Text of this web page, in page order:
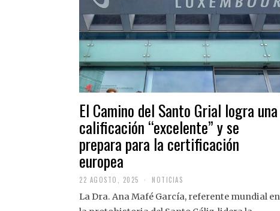
El Camino del Santo Grial logra una
calificación “excelente” y se
prepara para la certificación
europea
22 AGOSTO, 2025
A
G
NOTICIAS
La Dra. Ana Mafé García, referente mundial en